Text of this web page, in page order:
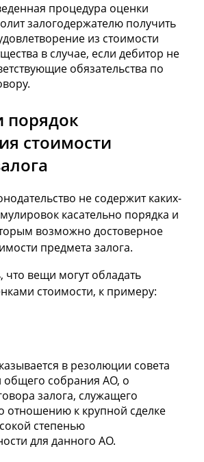
процедура оценки
залогодержателю получить
из стоимости
в случае, если дебитор не
обязательства по
порядок
стоимости
не содержит каких-
касательно порядка и
возможно достоверное
предмета залога.
что вещи могут обладать
стоимости, к примеру:
в резолюции совета
общего собрания АО, о
залога, служащего
отношению к крупной сделке
степенью
для данного АО.